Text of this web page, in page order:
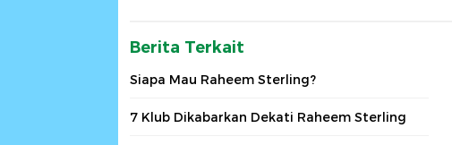
Berita Terkait
Siapa Mau Raheem Sterling?
7 Klub Dikabarkan Dekati Raheem Sterling